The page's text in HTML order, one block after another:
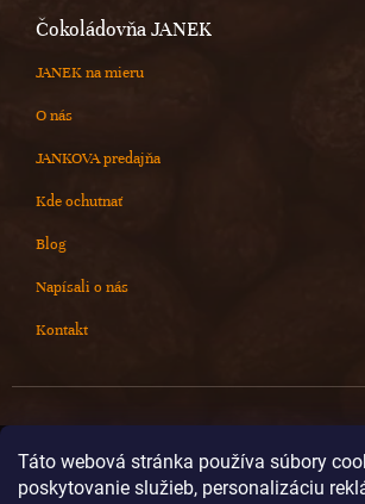
Táto webová stránka používa súbory
poskytovanie služieb, personalizáciu
Čokoládovňa JANEK
JANEK na mieru
O nás
JANKOVA predajňa
Kde ochutnať
Blog
Napísali o nás
Kontakt
info@cokoladovnajanek.sk